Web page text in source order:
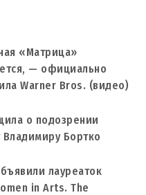
«Матрица»
— официально
Warner Bros. (видео)
о подозрении
Бортко
лауреаток
in Arts. The